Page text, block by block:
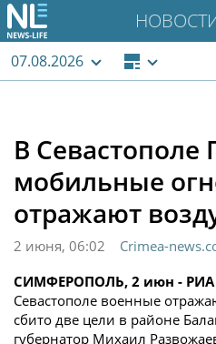
07.08.2026
В Севастополе
мобильные
отражают
2 июня, 06:02
Crimea-
СИМФЕРОПОЛЬ, 2 июн - РИА
Севастополе военные
сбито две цели в районе
губернатор Михаил